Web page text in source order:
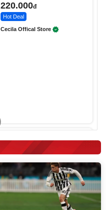
220.000đ
Hot Deal
Cecila Offical Store
D2-001 - Thông Minh
3.000.000
2.200.000đ